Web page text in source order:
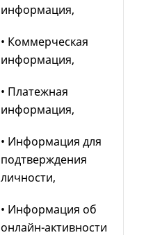
информация,
• Коммерческая
информация,
• Платежная
информация,
• Информация для
подтверждения
личности,
• Информация об
онлайн-активности